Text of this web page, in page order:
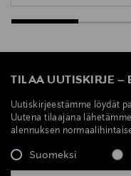
TILAA UUTISKIRJE –
Uutiskirjeestämme löydät
Uutena tilaajana
alennuksen
Suomeksi